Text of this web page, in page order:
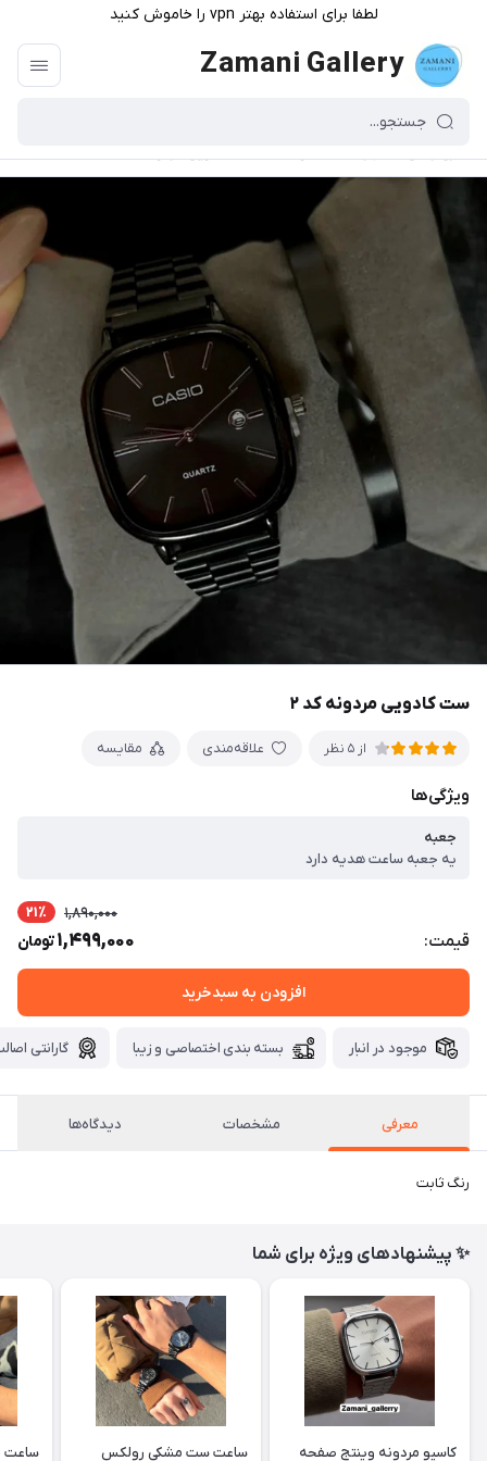
لطفا برای استفاده بهتر vpn را خاموش کنید
Zamani Gallery
ست کادویی مردونه کد ۲
از 5 نظر علاقه‌مندی مقایسه
ویژگی‌ها
جعبه
یه جعبه ساعت هدیه دارد
قیمت:
1,890,000 21٪
1,499,000تومان
افزودن به سبدخرید
موجود در انبار بسته بندی اختصاصی و زیبا گارانتی
معرفی مشخصات دیدگاه‌ها
رنگ ثابت
✨ پیشنهادهای ویژه برای شما
کاسیو مردونه وینتج صفحه
ساعت ست مشکی رولکس
ساعت